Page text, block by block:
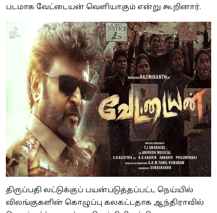
படமாக வேட்டையன் வெளியாகும் என்று கூறினார்.
திருப்பதி லட்டுக்குப் பயன்படுத்தப்பட்ட நெய்யில்
விலங்குகளின் கொழுப்பு கலகட்டதாக ஆந்திராவில்